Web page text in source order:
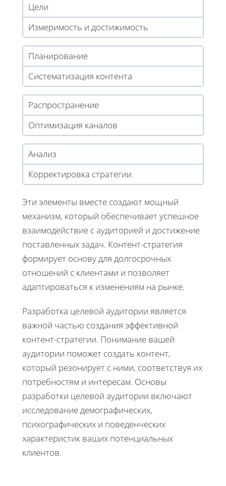
Цели
Измеримость и достижимость
Планирование
Систематизация контента
Распространение
Оптимизация каналов
Анализ
Корректировка стратегии
Эти элементы вместе создают мощный
механизм, который обеспечивает успешное
взаимодействие с аудиторией и достижение
поставленных задач. Контент-стратегия
формирует основу для долгосрочных
отношений с клиентами и позволяет
адаптироваться к изменениям на рынке.
Разработка целевой аудитории является
важной частью создания эффективной
контент-стратегии. Понимание вашей
аудитории поможет создать контент,
который резонирует с ними, соответствуя их
потребностям и интересам. Основы
разработки целевой аудитории включают
исследование демографических,
психографических и поведенческих
характеристик ваших потенциальных
клиентов.